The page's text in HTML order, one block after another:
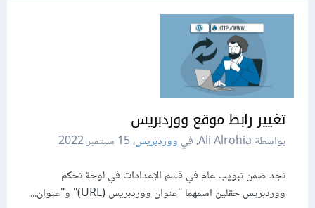
تغيير رابط موقع ووردبريس
بواسطة Ali Alrohia، في ووردبريس،15 سبتمبر 2022
تجد ضمن تبويب عام في قسم الإعدادات في لوحة تحكم
ووردبريس حقلين اسمهما "عنوان ووردبريس (URL)" و"عنوان...